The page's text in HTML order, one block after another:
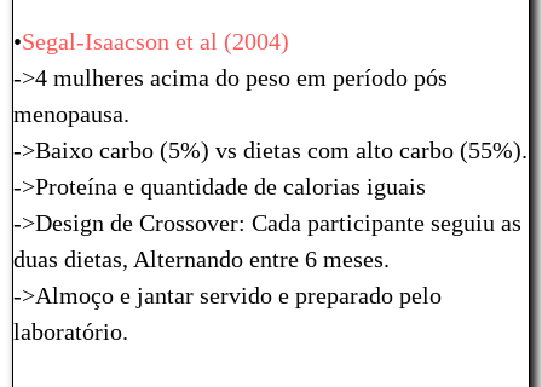
•Segal-Isaacson et al (2004)
->4 mulheres acima do peso em período pós
menopausa.
->Baixo carbo (5%) vs dietas com alto carbo (55%).
->Proteína e quantidade de calorias iguais
->Design de Crossover: Cada participante seguiu as
duas dietas, Alternando entre 6 meses.
->Almoço e jantar servido e preparado pelo
laboratório.